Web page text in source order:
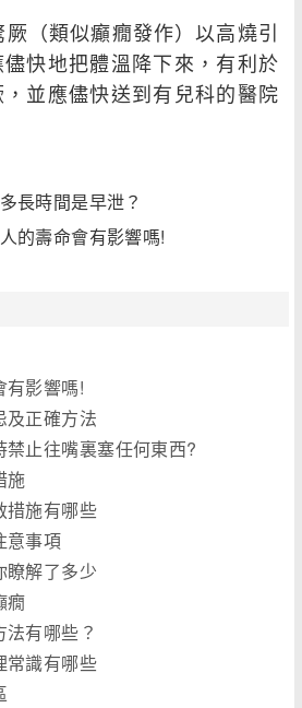
（類似癲癇發作）以高燒引
快地把體溫降下來，有利於
並應儘快送到有兒科的醫院
長時間是早泄？
的壽命會有影響嗎!
有影響嗎!
及正確方法
禁止往嘴裏塞任何東西?
施
措施有哪些
意事項
瞭解了多少
癇
有哪些？
常識有哪些